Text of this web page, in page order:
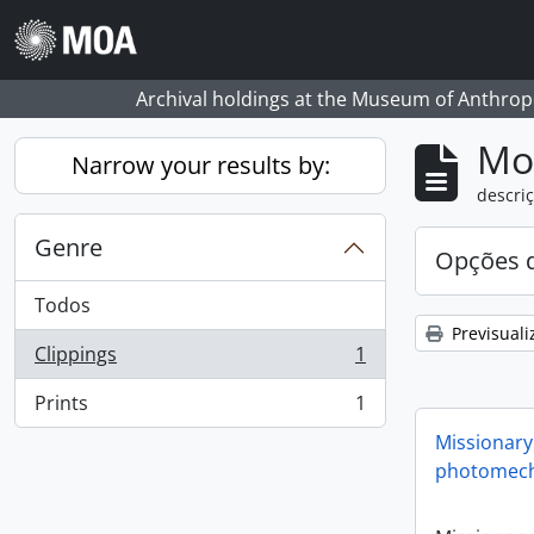
Skip to main content
Archival holdings at the Museum of
Narrow your results by:
Genre
Todos
Clippings
, 1 resultados
1
Prints
, 1 resultados 1
Opções